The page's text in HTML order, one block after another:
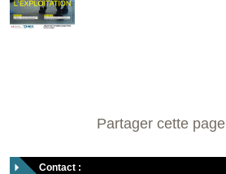
Partager cette page
Contact :